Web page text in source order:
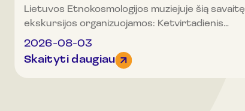
Lietuvos Etnokosmologijos muziejuje šią savaitę
ekskursijos organizuojamos: Ketvirtadienis
(rugpjūčio 6 d.): 10.00, 11.00, 11.30, 12.00, 12.30,
13.00, 13.30, 14.00, 14.30 (EN.k), 15.00, 16.00,
17.00 ir 18.00 val. Penktadienis (rugpjūčio 7 d.):
2026-08-03
Skaityti daugiau